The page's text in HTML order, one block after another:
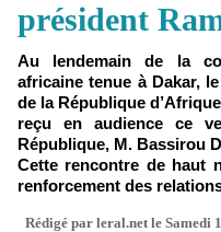
président
Au lendemain de la
africaine tenue à Dakar,
de la République
reçu en audience ce
République, M. Bassirou
Cette rencontre de haut
renforcement des
Rédigé par leral.net le Samedi